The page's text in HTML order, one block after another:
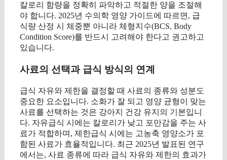
칼로리 함량을 정확히 파악하고 적절한 양을 조절해
야 합니다. 2025년 수의학 영양 가이드에 따르면, 급
식량 산정 시 체중뿐 아니라 체형지수(BCS, Body
Condition Score)를 반드시 고려해야 한다고 권고하고
있습니다.
사료의 선택과 급식 방식의 연계
급식 자유와 제한을 결정할 때 사료의 종류와 성분도
중요한 요소입니다. 소화가 잘 되고 영양 균형이 맞는
사료를 선택하는 것은 강아지 건강 유지의 기본입니
다. 자유급식 시에는 칼로리가 낮고 포만감을 주는 사
료가 적합하며, 제한급식 시에는 고농축 영양소가 포
함된 사료가 효율적입니다. 최근 2025년 발표된 연구
에서는, 사료 종류에 따라 급식 자유와 제한의 효과가